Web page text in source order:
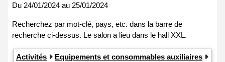
Du 24/01/2024 au 25/01/2024
Activités
Equipements et consommables auxiliaires